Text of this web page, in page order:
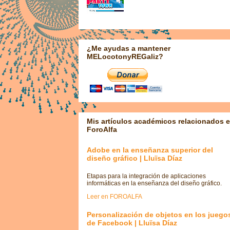
¿Me ayudas a mantener
MELocotonyREGaliz?
Mis artículos académicos relacionados
ForoAlfa
Adobe en la enseñanza superior del
diseño gráfico | Lluïsa Díaz
Etapas para la integración de aplicaciones
informáticas en la enseñanza del diseño gráfico.
Leer en FOROALFA
Personalización de objetos en los
de Facebook | Lluïsa Díaz